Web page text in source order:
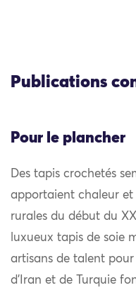
Publications
Pour le plancher
Des tapis crochetés
apportaient chaleur et
rurales du début du
luxueux tapis de soie
artisans de talent pour
d’Iran et de Turquie